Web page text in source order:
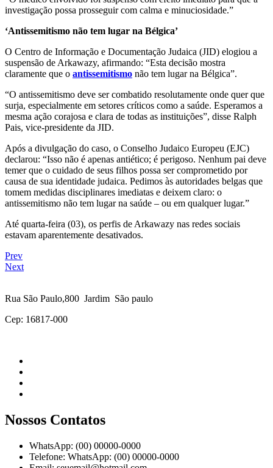
investigação possa prosseguir com calma e minuciosidade.”
‘Antissemitismo não tem lugar na Bélgica’
O Centro de Informação e Documentação Judaica (JID) elogiou a
suspensão de Arkawazy, afirmando: “Esta decisão mostra
claramente que o antissemitismo não tem lugar na Bélgica”.
“O antissemitismo deve ser combatido resolutamente onde quer que
surja, especialmente em setores críticos como a saúde. Esperamos a
mesma ação corajosa e clara de todas as instituições”, disse Ralph
Pais, vice-presidente da JID.
Após a divulgação do caso, o Conselho Judaico Europeu (EJC)
declarou: “Isso não é apenas antiético; é perigoso. Nenhum pai deve
temer que o cuidado de seus filhos possa ser comprometido por
causa de sua identidade judaica. Pedimos às autoridades belgas que
tomem medidas disciplinares imediatas e deixem claro: o
antissemitismo não tem lugar na saúde – ou em qualquer lugar.”
Até quarta-feira (03), os perfis de Arkawazy nas redes sociais
estavam aparentemente desativados.
Prev
Next
Rua São Paulo,800 Jardim São paulo
Cep: 16817-000
Nossos Contatos
WhatsApp: (00) 00000-0000
Telefone: WhatsApp: (00) 00000-0000